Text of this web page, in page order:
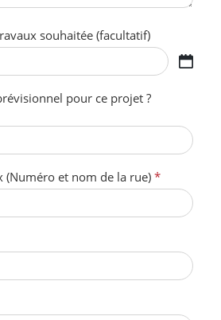
souhaitée (facultatif)
pour ce projet ?
(Numéro et nom de la rue)